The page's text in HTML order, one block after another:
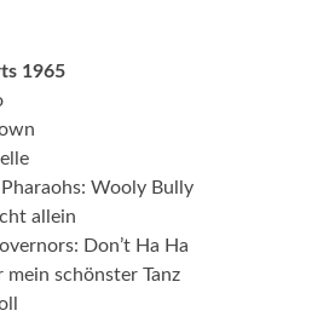
1965
Wooly Bully
allein
Don’t Ha Ha
mein schönster Tanz